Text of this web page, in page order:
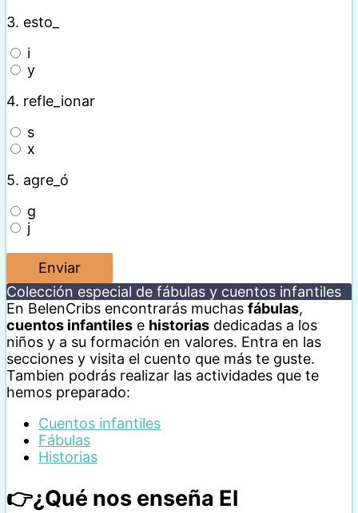
3. esto_
i
y
4. refle_ionar
s
x
5. agre_ó
g
j
Colección especial de fábulas y cuentos infantiles
En BelenCribs encontrarás muchas fábulas,
cuentos infantiles e historias dedicadas a los
niños y a su formación en valores. Entra en las
secciones y visita el cuento que más te guste.
Tambien podrás realizar las actividades que te
hemos preparado:
Cuentos infantiles
Fábulas
Historias
👉¿Qué nos enseña El